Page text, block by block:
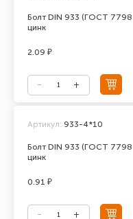
Болт DIN 933 (ГОСТ
цинк
2.09 ₽
Болт DIN 933 (ГОСТ
цинк
Артикул: 933-4*10
0.91 ₽